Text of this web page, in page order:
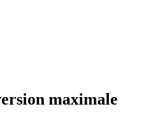
maximale